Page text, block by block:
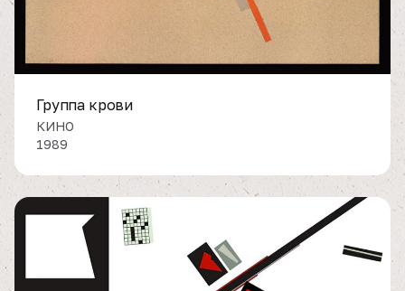
Группа крови
КИНО
1989